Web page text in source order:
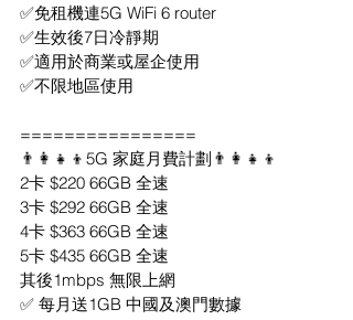
✅免租機連5G WiFi 6 router
✅生效後7日冷靜期
✅適用於商業或屋企使用
✅不限地區使用
================
👨‍👩‍👧‍👦5G 家庭月費計劃👨‍👩‍👧‍👦
2卡 $220 66GB 全速
3卡 $292 66GB 全速
4卡 $363 66GB 全速
5卡 $435 66GB 全速
其後1mbps 無限上網
✅ 每月送1GB 中國及澳門數據